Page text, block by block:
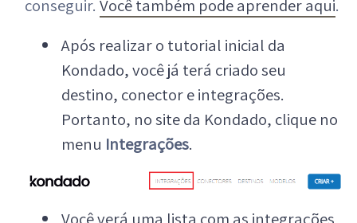
conseguir. Você também pode aprender aqui.
Após realizar o tutorial inicial da
Kondado, você já terá criado seu
destino, conector e integrações.
Portanto, no site da Kondado, clique no
menu Integrações.